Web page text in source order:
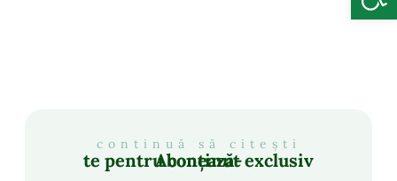
continuă să citești
Abonează-te pentru conținut exclusiv